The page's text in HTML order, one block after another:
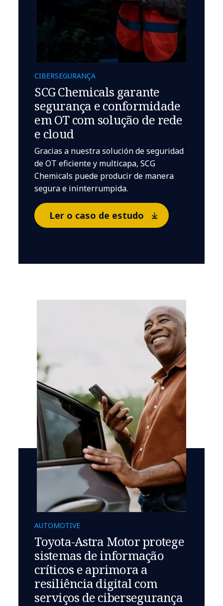
CIBERSEGURANÇA
SCG Chemicals garante
segurança e conformidade
em OT com solução de rede
e cloud
Gracias a nuestra solución de seguridad
de OT eficiente y multicapa, SCG
Chemicals puede producir de manera
segura e ininterrumpida.
Ler o caso de estudo
AUTOMOTIVE
Toyota-Astra Motor protege
sistemas de informação
críticos e aprimora a
resiliência digital com
serviços de cibersegurança